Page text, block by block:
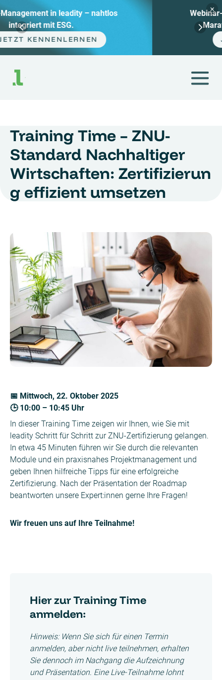
Webinar-Tipp: Klimabilanz im Sprint statt
Marathon + die häufigsten Fehler.
JETZT PLATZ SICHERN
×
Inhalt
springen
Training Time – ZNU-
Standard Nachhaltiger
Wirtschaften: Zertifizierun
g effizient umsetzen
📅 Mittwoch, 22. Oktober 2025
🕒 10:00 – 10:45 Uhr
In dieser Training Time zeigen wir Ihnen, wie Sie mit
leadity Schritt für Schritt zur ZNU-Zertifizierung gelangen.
In etwa 45 Minuten führen wir Sie durch die relevanten
Module und ein praxisnahes Projektmanagement und
geben Ihnen hilfreiche Tipps für eine erfolgreiche
Zertifizierung. Nach der Präsentation der Roadmap
beantworten unsere Expert:innen gerne Ihre Fragen!
Wir freuen uns auf Ihre Teilnahme!
Hier zur Training Time
anmelden:
Hinweis: Wenn Sie sich für einen Termin
anmelden, aber nicht live teilnehmen, erhalten
Sie dennoch im Nachgang die Aufzeichnung
und Präsentation. Eine Live-Teilnahme lohnt